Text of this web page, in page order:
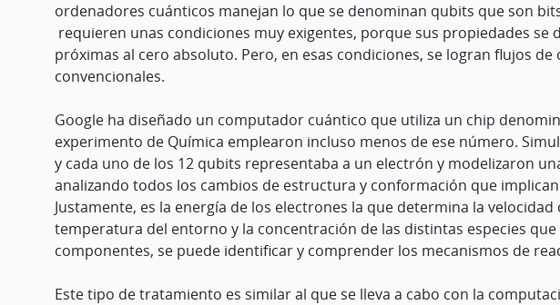
ordenadores cuánticos manejan lo que se denominan qubits que son
requieren unas condiciones muy exigentes, porque sus propiedades
próximas al cero absoluto. Pero, en esas condiciones, se logran flujos
convencionales.
Google ha diseñado un computador cuántico que utiliza un chip
experimento de Química emplearon incluso menos de ese número.
y cada uno de los 12 qubits representaba a un electrón y modelizaron
analizando todos los cambios de estructura y conformación que
Justamente, es la energía de los electrones la que determina la
temperatura del entorno y la concentración de las distintas especies
componentes, se puede identificar y comprender los mecanismos de
Este tipo de tratamiento es similar al que se lleva a cabo con la